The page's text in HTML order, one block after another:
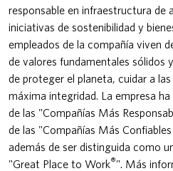
responsable en infraestructura de
iniciativas de sostenibilidad y
empleados de la compañía viven
de valores fundamentales sólidos
de proteger el planeta, cuidar a
máxima integridad. La empresa
de las "Compañías Más
de las "Compañías Más
además de ser distinguida como
"Great Place to Work®". Más